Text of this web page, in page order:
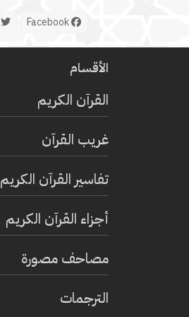
Facebook
الأقسام
القرآن الكريم
غريب القرآن
تفاسير القرآن الكريم
أجزاء القرآن الكريم
مصاحف مصورة
الترجمات